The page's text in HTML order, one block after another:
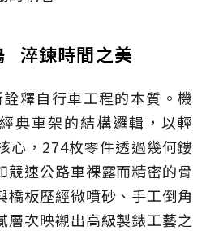
淬鍊時間之美
釋自行車工程的本質。機
典車架的結構邏輯，以輕
心，274枚零件透過幾何鏤
競速公路車裸露而精密的骨
橋板歷經微噴砂、手工倒角
層次映襯出高級製錶工藝之